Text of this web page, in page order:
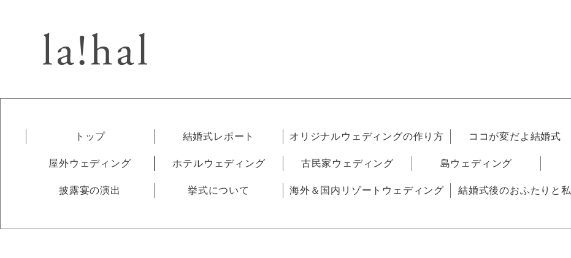
トップ 結婚式レポート オリジナルウェディングの作り方 ココが変だよ結婚式
屋外ウェディング ホテルウェディング 古民家ウェディング 島ウェディング
披露宴の演出 挙式について 海外＆国内リゾートウェディング 結婚式後のおふたりと私